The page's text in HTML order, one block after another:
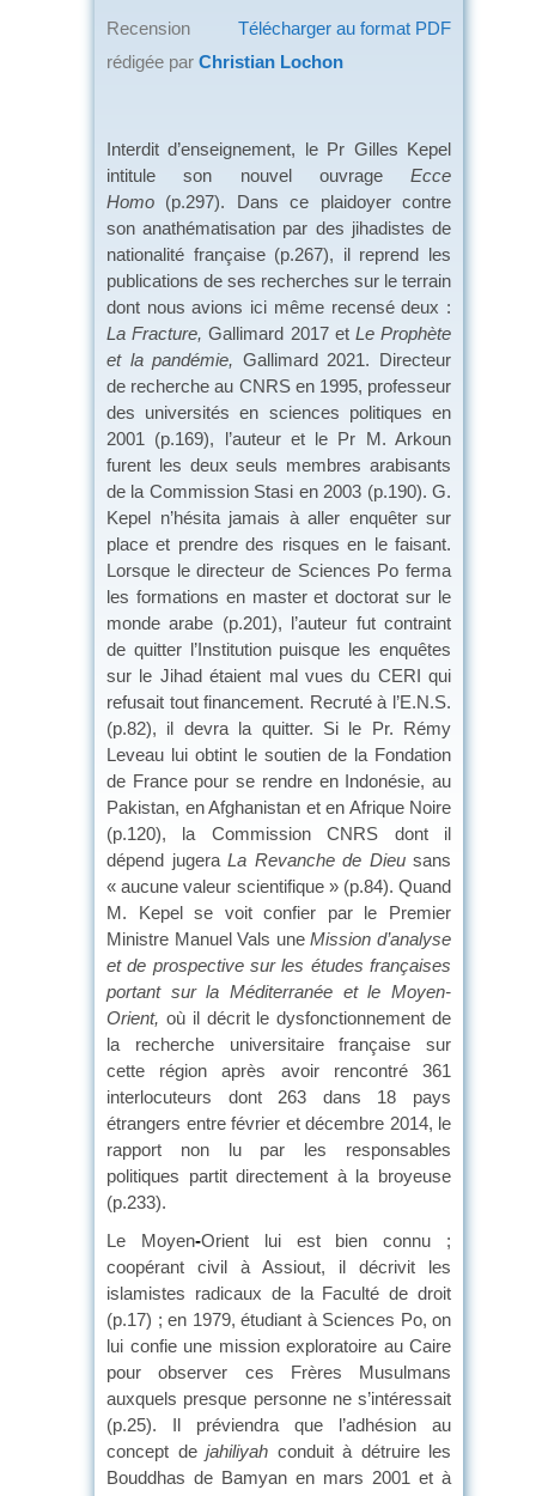
Télécharger au format PDF
Recension
rédigée par Christian Lochon
Interdit d’enseignement, le Pr Gilles Kepel
intitule son nouvel ouvrage Ecce
Homo (p.297). Dans ce plaidoyer contre
son anathématisation par des jihadistes de
nationalité française (p.267), il reprend les
publications de ses recherches sur le terrain
dont nous avions ici même recensé deux :
La Fracture,Gallimard 2017 et Le Prophète
et la pandémie, Gallimard 2021. Directeur
de recherche au CNRS en 1995, professeur
des universités en sciences politiques en
2001 (p.169), l’auteur et le Pr M. Arkoun
furent les deux seuls membres arabisants
de la Commission Stasi en 2003 (p.190). G.
Kepel n’hésita jamais à aller enquêter sur
place et prendre des risques en le faisant.
Lorsque le directeur de Sciences Po ferma
les formations en master et doctorat sur le
monde arabe (p.201), l’auteur fut contraint
de quitter l’Institution puisque les enquêtes
sur le Jihad étaient mal vues du CERI qui
refusait tout financement. Recruté à l’E.N.S.
(p.82), il devra la quitter. Si le Pr. Rémy
Leveau lui obtint le soutien de la Fondation
de France pour se rendre en Indonésie, au
Pakistan, en Afghanistan et en Afrique Noire
(p.120), la Commission CNRS dont il
dépend jugera La Revanche de Dieu sans
« aucune valeur scientifique » (p.84). Quand
M. Kepel se voit confier par le Premier
Ministre Manuel Vals uneMission d’analyse
et de prospective sur les études françaises
portant sur la Méditerranée et le Moyen-
Orient, où il décrit le dysfonctionnement de
la recherche universitaire française sur
cette région après avoir rencontré 361
interlocuteurs dont 263 dans 18 pays
étrangers entre février et décembre 2014, le
rapport non lu par les responsables
politiques partit directement à la broyeuse
(p.233).
Le Moyen-Orient lui est bien connu ;
coopérant civil à Assiout, il décrivit les
islamistes radicaux de la Faculté de droit
(p.17) ; en 1979, étudiant à Sciences Po, on
lui confie une mission exploratoire au Caire
pour observer ces Frères Musulmans
auxquels presque personne ne s’intéressait
(p.25). Il préviendra que l’adhésion au
concept de jahiliyah conduit à détruire les
Bouddhas de Bamyan en mars 2001 et à